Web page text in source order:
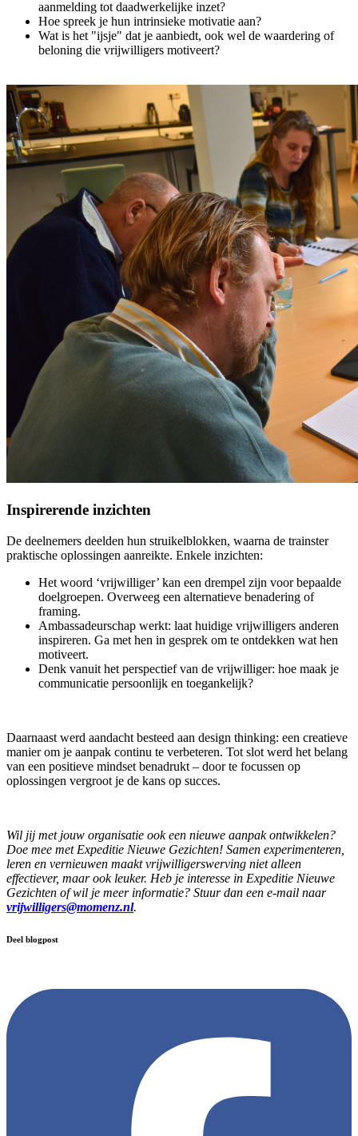
aanmelding tot daadwerkelijke inzet?
Hoe spreek je hun intrinsieke motivatie aan?
Wat is het "ijsje" dat je aanbiedt, ook wel de waardering of
beloning die vrijwilligers motiveert?
Inspirerende inzichten
De deelnemers deelden hun struikelblokken, waarna de trainster
praktische oplossingen aanreikte. Enkele inzichten:
Het woord ‘vrijwilliger’ kan een drempel zijn voor bepaalde
doelgroepen. Overweeg een alternatieve benadering of
framing.
Ambassadeurschap werkt: laat huidige vrijwilligers anderen
inspireren. Ga met hen in gesprek om te ontdekken wat hen
motiveert.
Denk vanuit het perspectief van de vrijwilliger: hoe maak je
communicatie persoonlijk en toegankelijk?
Daarnaast werd aandacht besteed aan design thinking: een creatieve
manier om je aanpak continu te verbeteren. Tot slot werd het belang
van een positieve mindset benadrukt – door te focussen op
oplossingen vergroot je de kans op succes.
Wil jij met jouw organisatie ook een nieuwe aanpak ontwikkelen?
Doe mee met Expeditie Nieuwe Gezichten! Samen experimenteren,
leren en vernieuwen maakt vrijwilligerswerving niet alleen
effectiever, maar ook leuker. Heb je interesse in Expeditie Nieuwe
Gezichten of wil je meer informatie? Stuur dan een e-mail naar
vrijwilligers@momenz.nl.
Deel blogpost